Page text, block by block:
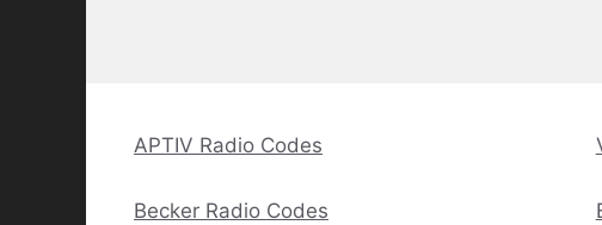
APTIV Radio Codes
Becker Radio Codes